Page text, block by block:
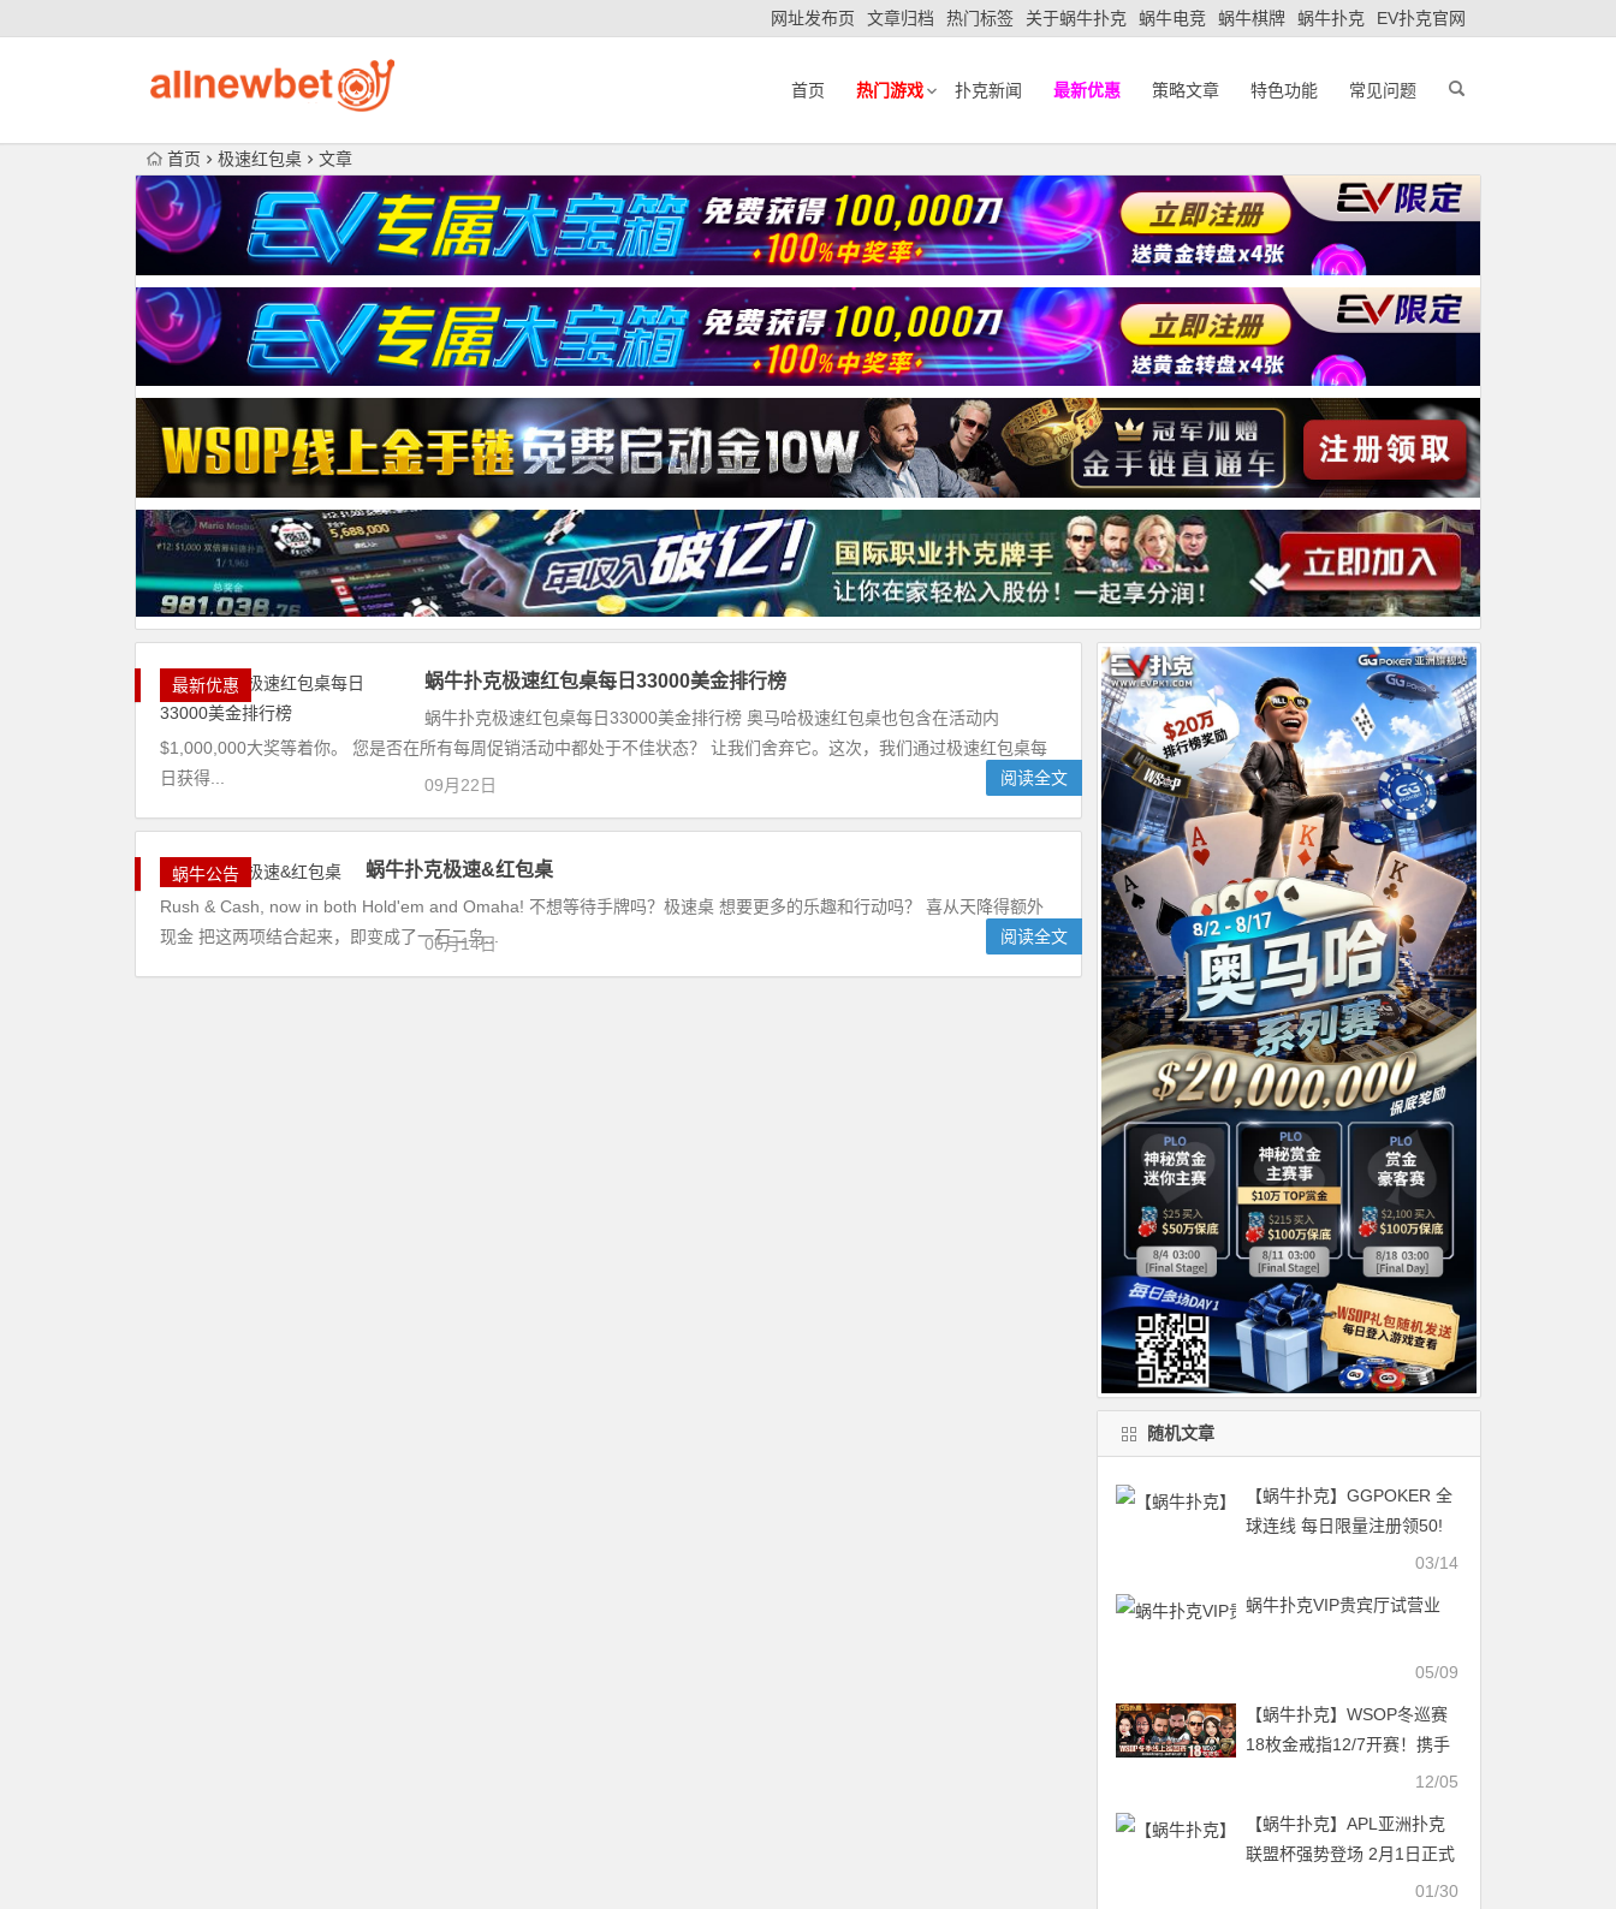
网址发布页 文章归档 热门标签 关于蜗牛扑克 蜗牛电竞 蜗牛棋牌 蜗牛扑克 EV扑克官网
首页 热门游戏 扑克新闻 最新优惠 策略文章 特色功能 常见问题
首页 极速红包桌 文章
最新优惠 蜗牛扑克极速红包桌每日33000美金排行榜
蜗牛扑克极速红包桌每日33000美金排行榜 奥马哈极速红包桌也包含在活动内
$1,000,000大奖等着你。 您是否在所有每周促销活动中都处于不佳状态？ 让我们舍弃它。这次，我们通过极速红包桌每
日获得...
09月22日 阅读全文
蜗牛公告 蜗牛扑克极速&红包桌
Rush & Cash, now in both Hold'em and Omaha! 不想等待手牌吗？极速桌 想要更多的乐趣和行动吗？ 喜从天降得额外
现金 把这两项结合起来，即变成了一石二鸟...
06月14日 阅读全文
随机文章
【蜗牛扑克】GGPOKER 全
球连线 每日限量注册领50!
03/14
蜗牛扑克VIP贵宾厅试营业
05/09
【蜗牛扑克】WSOP冬巡赛
18枚金戒指12/7开赛！携手
Dan Bilzerian成为新代言人
12/05
【蜗牛扑克】APL亚洲扑克
联盟杯强势登场 2月1日正式
01/30